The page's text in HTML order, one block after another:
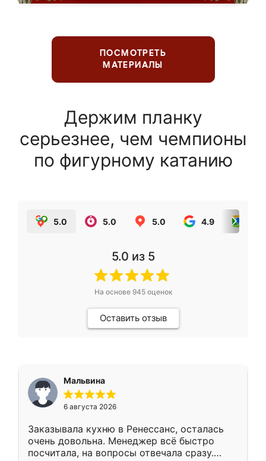
ПОСМОТРЕТЬ
МАТЕРИАЛЫ
Держим планку
серьезнее, чем чемпионы
по фигурному катанию
5.0 5.0 5.0 4.9
5.0 из 5
На основе 945оценок
Оставить отзыв
Мальвина
6 августа 2026
Заказывала кухню в Ренессанс, осталась
очень довольна. Менеджер всё быстро
посчитала, на вопросы отвечала сразу.